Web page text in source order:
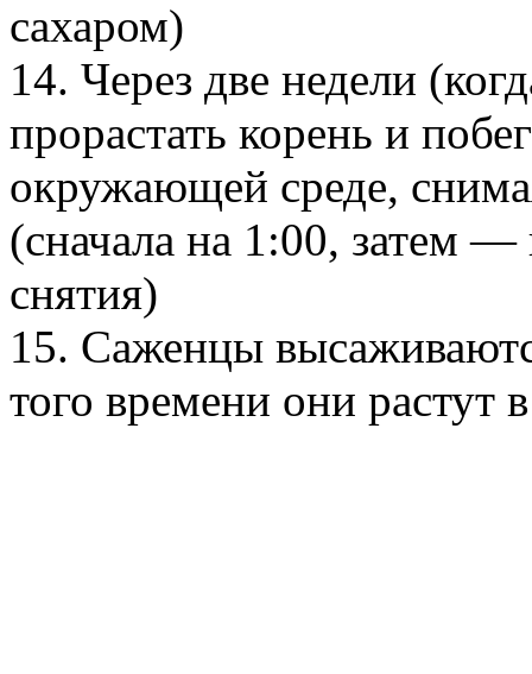
сахаром)
14. Через две недели
прорастать корень и
окружающей среде,
(сначала на 1:00, затем —
снятия)
15. Саженцы
того времени они растут